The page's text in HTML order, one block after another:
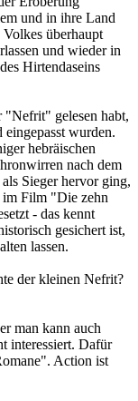
und in ihre Land
überhaupt
und wieder in
Hirtendaseins
"Nefrit" gelesen habt,
wurden.
hebräischen
nach dem
Sieger hervor ging,
im Film "Die zehn
- das kennt
gesichert ist,
lassen.
der kleinen Nefrit?
man kann auch
interessiert. Dafür
Action ist